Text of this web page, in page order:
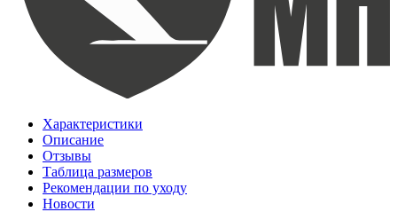
Характеристики
Описание
Отзывы
Таблица размеров
Рекомендации по уходу
Новости